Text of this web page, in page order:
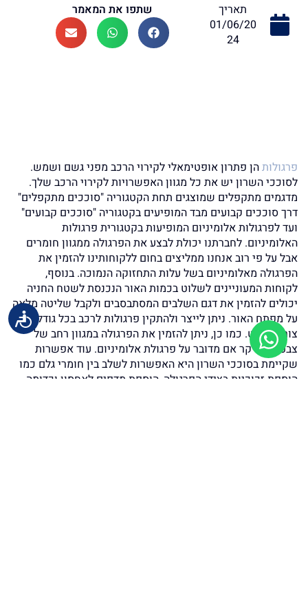
תאריך
01/06/20
24
שתפו את המאמר
פרגולותהן פתרון אופטימאלי לקירוי הרכב מפני גשם ושמש.
לסוככי השרון יש את כל מגוון האפשרויות לקירוי הרכב שלך.
מדגמים מתקפלים שמוצגים תחת הקטגוריה "סוככים מתקפלים"
דרך סוככים קבועים מבד המופיעים בקטגוריה "סוככים קבועים"
ועד לפרגולות אלומיניום המופיעות בקטגורית פרגולות
האלומיניום. לחברתנו יכולת לבצע את הפרגולה ממגוון חומרים
אבל על פי רוב אנחנו ממליצים בחום ללקוחותינו להזמין את
הפרגולה מאלומיניום בשל עלות התחזוקה הנמוכה. בנוסף,
לקוחות המעוניינים לשלוט בכמות האור הנכנסת לשטח החניה
יכולים להזמין את דגם השלבים המסתבסבים ולקבל שליטה מלאה
על מפתח האור. ניתן לייצר ולהתקין פרגולות לרכב בכל גודל ובכל
צורה כמעט. כמו כן, ניתן להזמין את הפרגולה במגוון רחב של
צבעים בעיקר אם מדובר על פרגולת אלומיניום. עוד אפשרות
שקיימת בסוככי השרון היא האפשרות לשלב בין חומרי גלם כמו
הוספת זכוכיות בצידי הפרגולה, הוספת מדפים לאחסון וכדומה.